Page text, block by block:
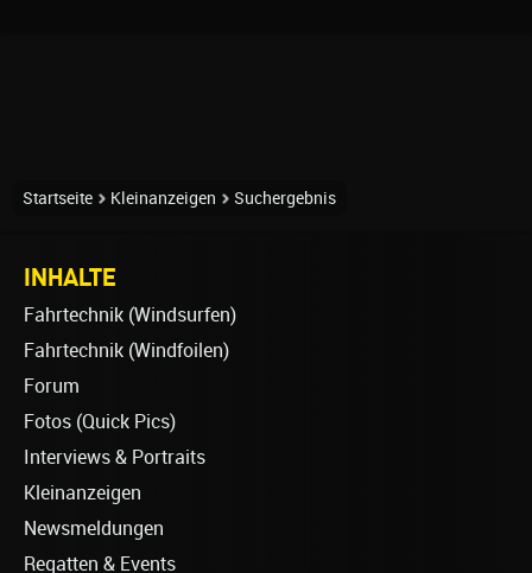
Startseite Kleinanzeigen Suchergebnis
INHALTE
Fahrtechnik (Windsurfen)
Fahrtechnik (Windfoilen)
Forum
Fotos (Quick Pics)
Interviews & Portraits
Kleinanzeigen
Newsmeldungen
Regatten & Events